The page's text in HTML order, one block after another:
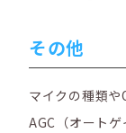
その他
マイクの種類や
AGC（オート